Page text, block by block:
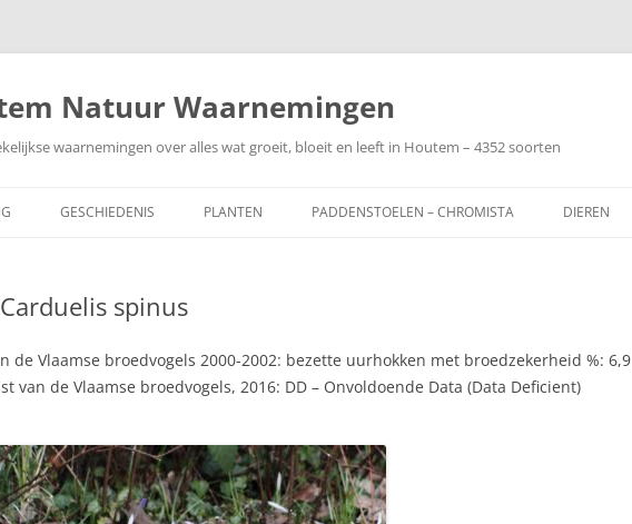
Natuur Waarnemingen
waarnemingen over alles wat groeit, bloeit en leeft in Houtem – 4352 soorten
GESCHIEDENIS PLANTEN PADDENSTOELEN – CHROMISTA DIEREN
spinus
de Vlaamse broedvogels 2000-2002: bezette uurhokken met broedzekerheid %: 6,9
van de Vlaamse broedvogels, 2016: DD – Onvoldoende Data (Data Deficient)